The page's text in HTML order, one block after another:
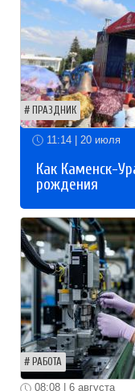
ПРАЗДНИК
11:14 | 20 июля
Как Каменск-
рождения
РАБОТА
08:08 | 6 августа